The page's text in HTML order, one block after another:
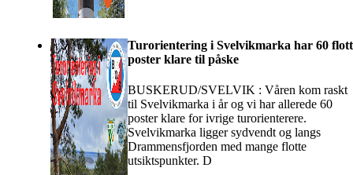
Turorientering i Svelvikmarka har 60
poster klare til påske
BUSKERUD/SVELVIK : Våren kom raskt
til Svelvikmarka i år og vi har allerede 60
poster klare for ivrige turorienterere.
Svelvikmarka ligger sydvendt og langs
Drammensfjorden med mange flotte
utsiktspunkter. D